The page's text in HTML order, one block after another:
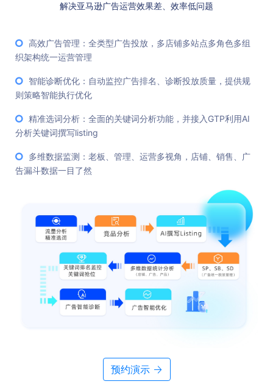
解决亚马逊广告运营效果差、效率低问题
高效广告管理：全类型广告投放，多店铺多站点多角色多组
织架构统一运营管理
智能诊断优化：自动监控广告排名、诊断投放质量，提供规
则策略智能执行优化
精准选词分析：全面的关键词分析功能，并接入GTP利用AI
分析关键词撰写listing
多维数据监测：老板、管理、运营多视角，店铺、销售、广
告漏斗数据一目了然
预约演示